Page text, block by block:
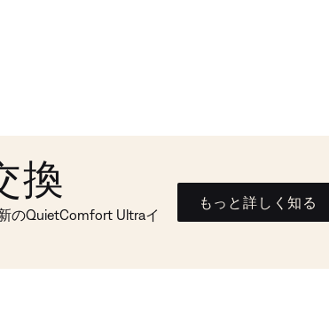
換
のQuietComfort Ultraイ
もっと詳しく知る